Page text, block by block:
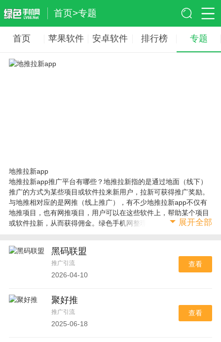
首页>专题
首页 苹果软件 安卓软件 排行榜 专题
地推拉新app
地推拉新app推广平台有哪些？地推拉新指的是通过地面（线下）
推广的方式为某些项目或软件拉来新用户，拉新可获得推广奖励。
与地推相对应的是网推（线上推广），有不少地推拉新app不仅有
地推项目，也有网推项目，用户可以在这些软件上，帮助某个项目
或软件拉新，从而获得佣金。绿色手机网整理了目前比较不错的地
展开全部
黑码联盟
推广引流
2026-04-10
查看
聚好推
推广引流
2025-06-18
查看